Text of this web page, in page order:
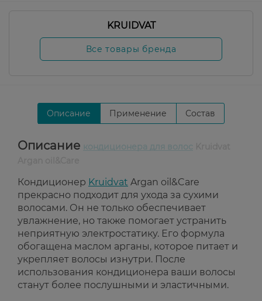
KRUIDVAT
Все товары бренда
Описание Применение Состав
Описание кондиционера для волос
Кондиционер Kruidvat Argan oil&Care
прекрасно подходит для ухода за сухими
волосами. Он не только обеспечивает
увлажнение, но также помогает устранить
неприятную электростатику. Его формула
обогащена маслом арганы, которое питает и
укрепляет волосы изнутри. После
использования кондиционера ваши волосы
станут более послушными и эластичными.